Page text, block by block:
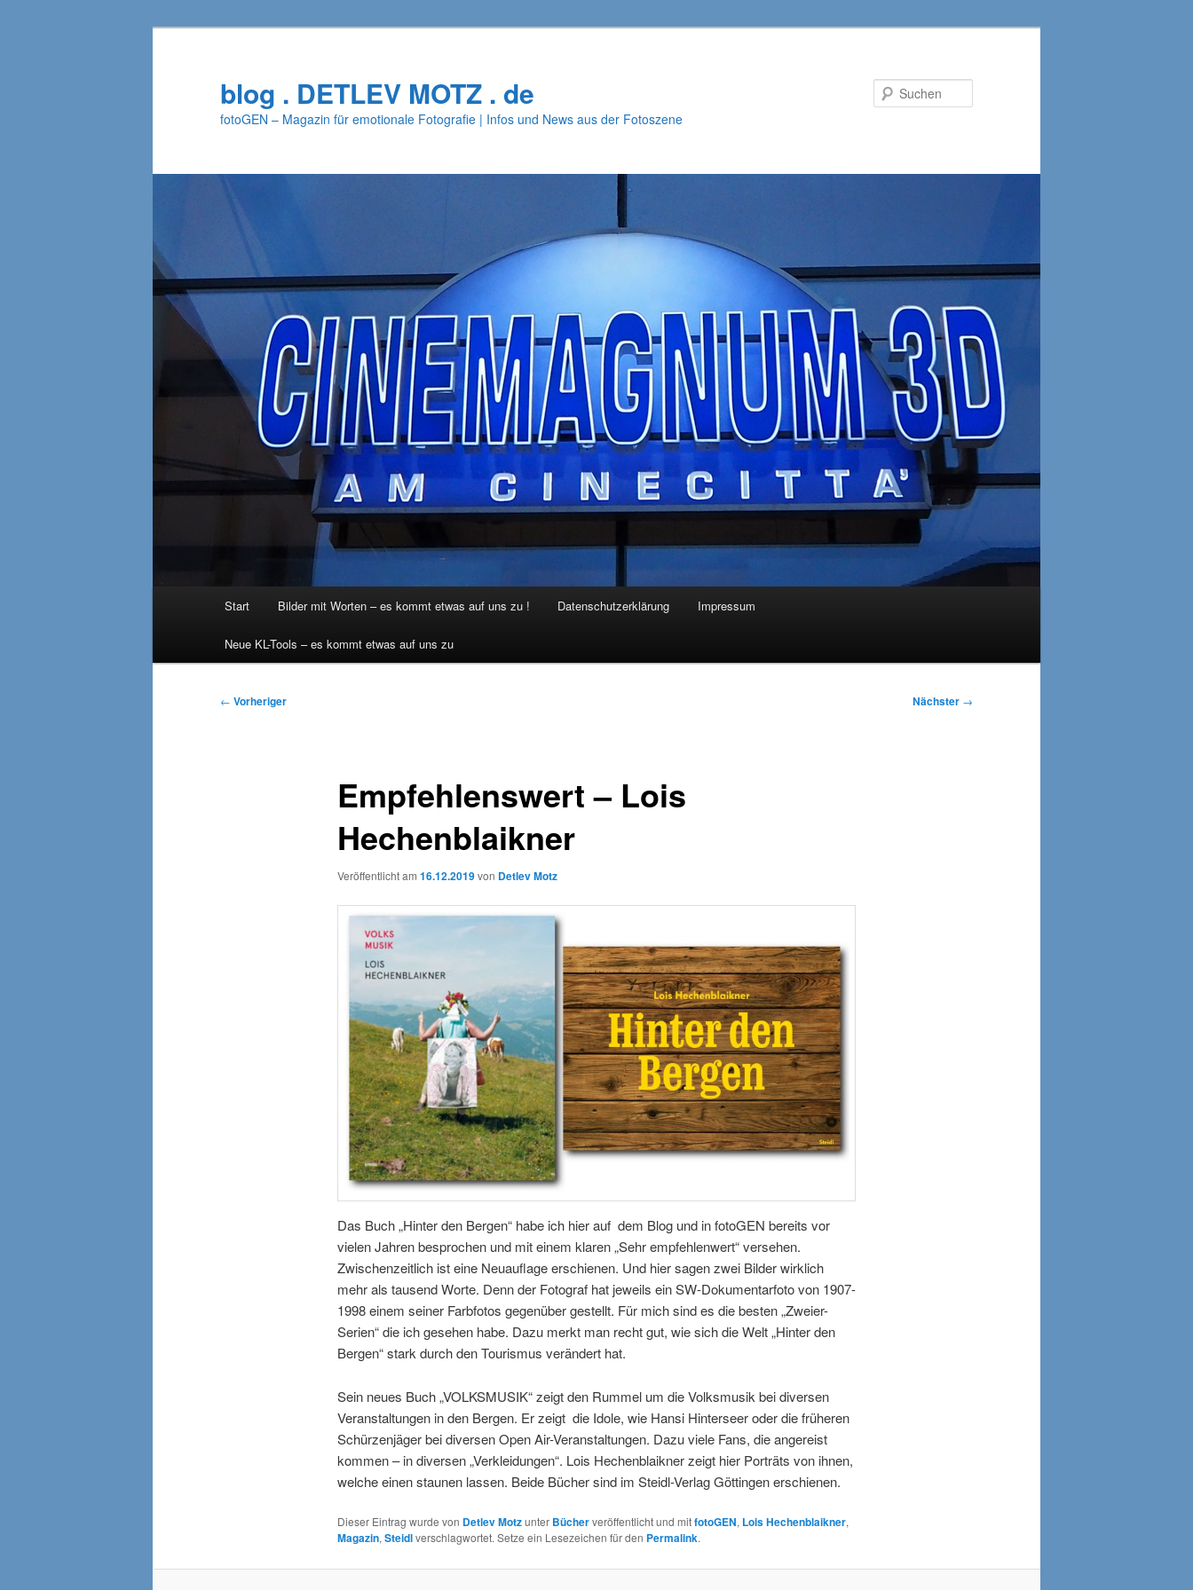
blog . DETLEV MOTZ . de
fotoGEN – Magazin für emotionale Fotografie | Infos und News aus der Fotoszene
Start Bilder mit Worten – es kommt etwas auf uns zu ! Datenschutzerklärung Impressum
Neue KL-Tools – es kommt etwas auf uns zu
Beitragsnavigation
← Vorheriger Nächster →
Empfehlenswert – Lois
Hechenblaikner
Veröffentlicht am 16.12.2019von Detlev Motz
Das Buch „Hinter den Bergen“ habe ich hier auf dem Blog und in fotoGEN bereits vor
vielen Jahren besprochen und mit einem klaren „Sehr empfehlenwert“ versehen.
Zwischenzeitlich ist eine Neuauflage erschienen. Und hier sagen zwei Bilder wirklich
mehr als tausend Worte. Denn der Fotograf hat jeweils ein SW-Dokumentarfoto von 1907-
1998 einem seiner Farbfotos gegenüber gestellt. Für mich sind es die besten „Zweier-
Serien“ die ich gesehen habe. Dazu merkt man recht gut, wie sich die Welt „Hinter den
Bergen“ stark durch den Tourismus verändert hat.
Sein neues Buch „VOLKSMUSIK“ zeigt den Rummel um die Volksmusik bei diversen
Veranstaltungen in den Bergen. Er zeigt die Idole, wie Hansi Hinterseer oder die früheren
Schürzenjäger bei diversen Open Air-Veranstaltungen. Dazu viele Fans, die angereist
kommen – in diversen „Verkleidungen“. Lois Hechenblaikner zeigt hier Porträts von ihnen,
welche einen staunen lassen. Beide Bücher sind im Steidl-Verlag Göttingen erschienen.
Dieser Eintrag wurde von Detlev Motzunter Bücherveröffentlicht und mitfotoGEN, Lois Hechenblaikner,
Magazin, Steidlverschlagwortet. Setze ein Lesezeichen für den Permalink.